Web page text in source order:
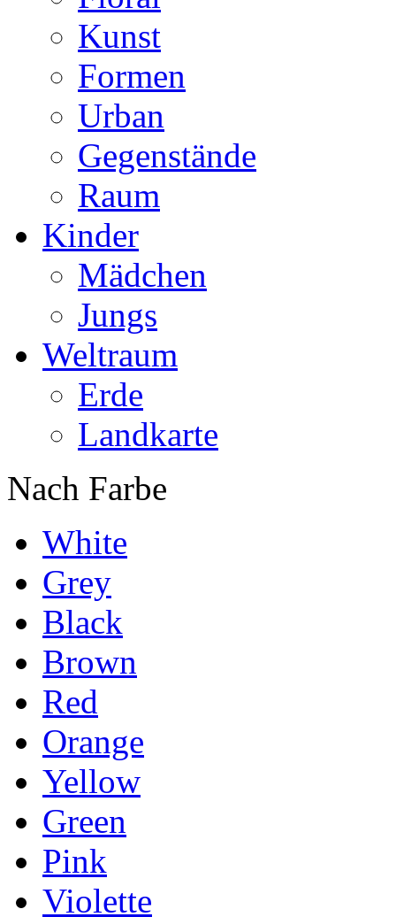
Kunst
Formen
Urban
Gegenstände
Raum
Kinder
Mädchen
Jungs
Weltraum
Erde
Landkarte
Nach Farbe
White
Grey
Black
Brown
Red
Orange
Yellow
Green
Pink
Violette